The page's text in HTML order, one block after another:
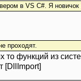
(A:(7, 1, 0));
= (A:(8, 1, 0));
байт в блоке
= (A:(9, 1, 0));
в VS C#. Я
проходят.
то функций из
[DllImport]